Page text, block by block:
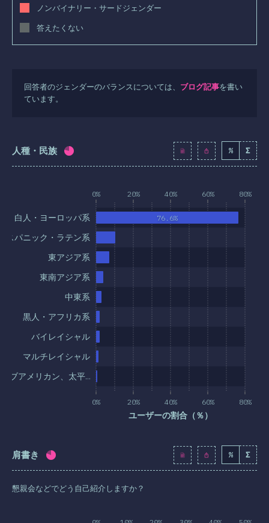
ノンバイナリー・サードジェンダー
答えたくない
回答者のジェンダーのバランスについては、 ブログ記事を書い
ています。
人種・民族 回答記入率： ) % Σ
0% 20% 40% 60% 80%
0% 20% 40% 60% 80%
ユーザーの割合（％）
ブアメリカン、太平…
マルチレイシャル
バイレイシャル
黒人・アフリカ系
中東系
東南アジア系
東アジア系
スパニック・ラテン系
白人・ヨーロッパ系 76.6%
肩書き 回答記入率： % Σ
懇親会などでどう自己紹介しますか？